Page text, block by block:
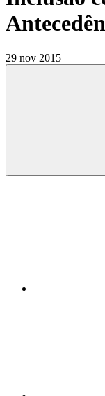
29 nov 2015